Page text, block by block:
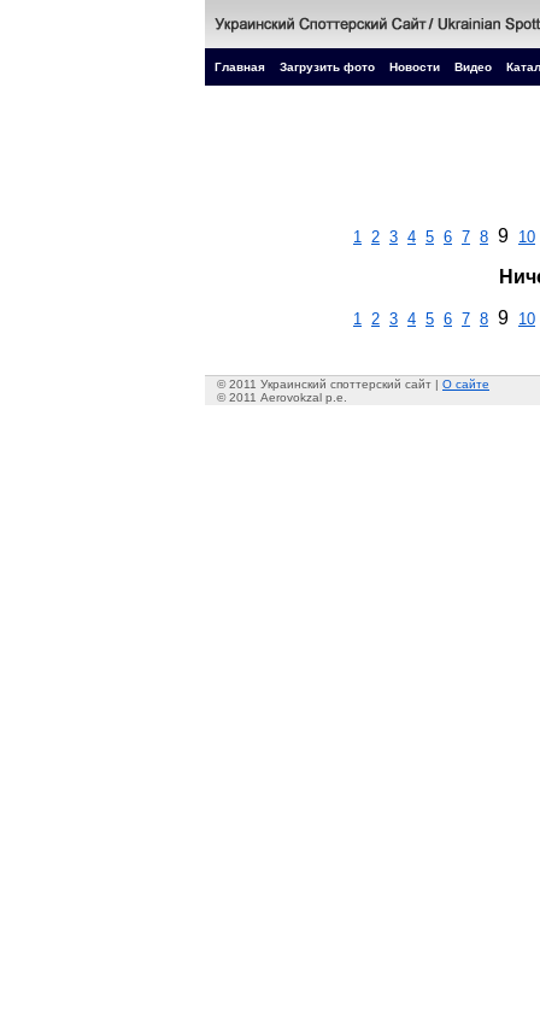
Главная Загрузить фото Новости Видео
1 2 3 4 5 6 7 8 9 10
1 2 3 4 5 6 7 8 9 10
© 2011 Украинский споттерский сайт | О сайте
© 2011 Aerovokzal p.e.